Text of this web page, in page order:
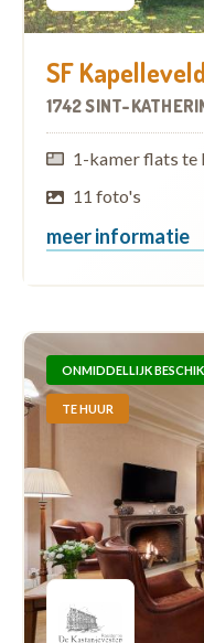
SF Kapelleveld
1742 SINT-
1-kamer flats te
11 foto's
meer informatie
ONMIDDELLIJK
TE HUUR